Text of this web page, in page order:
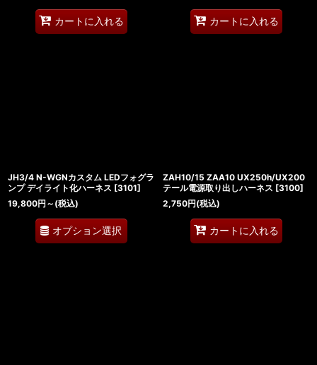
カートに入れる カートに入れる
JH3/4 N-WGNカスタム LEDフォグラ
ンプ デイライト化ハーネス [3101]
19,800円 ～ (税込)
オプション選択
ZAH10/15 ZAA10 UX250h/UX200
テール電源取り出しハーネス [3100]
2,750円(税込)
カートに入れる